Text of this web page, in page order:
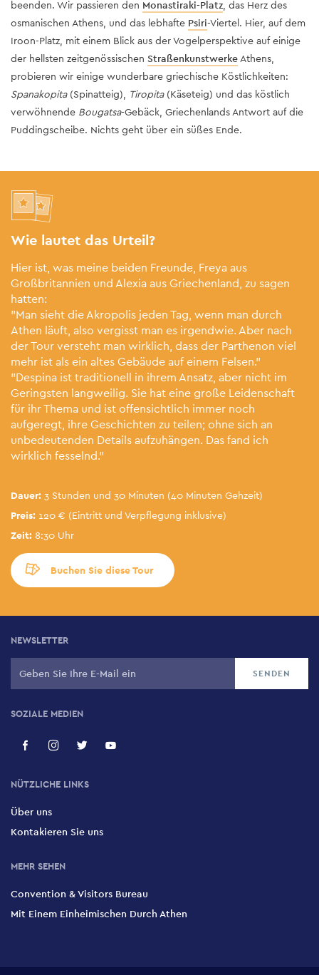
beenden. Wir passieren den Monastiraki-Platz, das Herz des
osmanischen Athens, und das lebhafte Psiri-Viertel. Hier, auf dem
Iroon-Platz, mit einem Blick aus der Vogelperspektive auf einige
der hellsten zeitgenössischen StraßenkunstwerkeAthens,
probieren wir einige wunderbare griechische Köstlichkeiten:
Spanakopita(Spinatteig), Tiropita(Käseteig) und das köstlich
verwöhnende Bougatsa-Gebäck, Griechenlands Antwort auf die
Puddingscheibe. Nichts geht über ein süßes Ende.
Wie lautet das Urteil?
Hier ist, was meine beiden Freunde, Freya aus
Großbritannien und Alexia aus Griechenland, zu sagen
hatten:
"Man sieht die Akropolis jeden Tag, wenn man durch
Athen läuft, also vergisst man es irgendwie. Aber nach
der Tour versteht man wirklich, dass der Parthenon viel
mehr ist als ein altes Gebäude auf einem Felsen."
"Despina ist traditionell in ihrem Ansatz, aber nicht im
Geringsten langweilig. Sie hat eine große Leidenschaft
für ihr Thema und ist offensichtlich immer noch
aufgeregt, ihre Geschichten zu teilen; ohne sich an
unbedeutenden Details aufzuhängen. Das fand ich
wirklich fesselnd."
Buchen Sie diese Tour
Dauer: 3 Stunden und 30 Minuten (40 Minuten Gehzeit)
Preis: 120 € (Eintritt und Verpflegung inklusive)
Zeit: 8:30 Uhr
NEWSLETTER
SOZIALE MEDIEN
NÜTZLICHE LINKS
Über uns
Kontakieren Sie uns
MEHR SEHEN
Convention & Visitors Bureau
Mit Einem Einheimischen Durch Athen